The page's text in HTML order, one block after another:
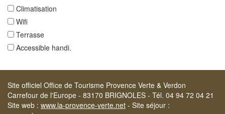
Climatisation
Wifi
Terrasse
Accessible handi.
Site officiel Office de Tourisme Provence Verte & Verdon
Carrefour de l'Europe - 83170 BRIGNOLES - Tél. 04 94 72 04 21
Site web : www.la-provence-verte.net - Site séjour :